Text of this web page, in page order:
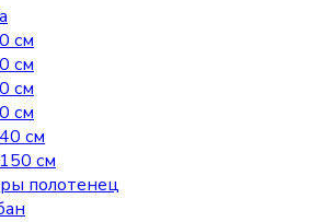
см
см
см
см
см
см
полотенец